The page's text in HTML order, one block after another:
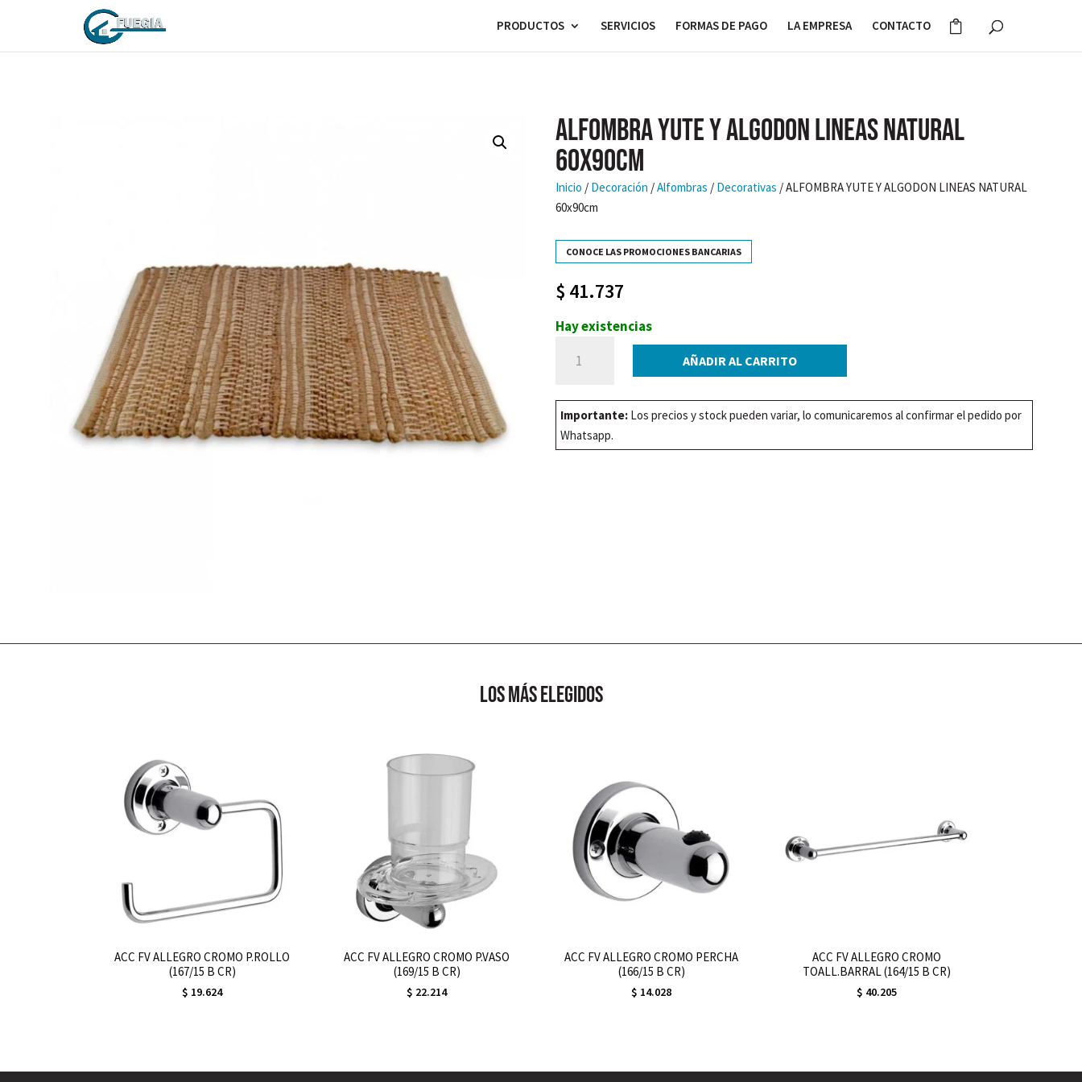
PRODUCTOS SERVICIOS FORMAS DE PAGO LA EMPRESA CONTACTO
ALFOMBRA YUTE Y ALGODON LINEAS NATURAL
60x90cm
Inicio / Decoración /Alfombras / Decorativas / ALFOMBRA YUTE Y ALGODON LINEAS NATURAL
60x90cm
CONOCE LAS PROMOCIONES BANCARIAS
$ 41.737
Hay existencias
YUTE
LINEAS
NATURAL
AÑADIR AL CARRITO
Importante: Los precios y stock pueden variar, lo comunicaremos al confirmar el pedido por
Whatsapp.
los más elegidos
ACC FV ALLEGRO CROMO P.ROLLO
(167/15 B CR)
$ 19.624
ACC FV ALLEGRO CROMO P.VASO
(169/15 B CR)
$ 22.214
ACC FV ALLEGRO CROMO PERCHA
(166/15 B CR)
$ 14.028
ACC FV ALLEGRO CROMO
TOALL.BARRAL (164/15 B CR)
$ 40.205